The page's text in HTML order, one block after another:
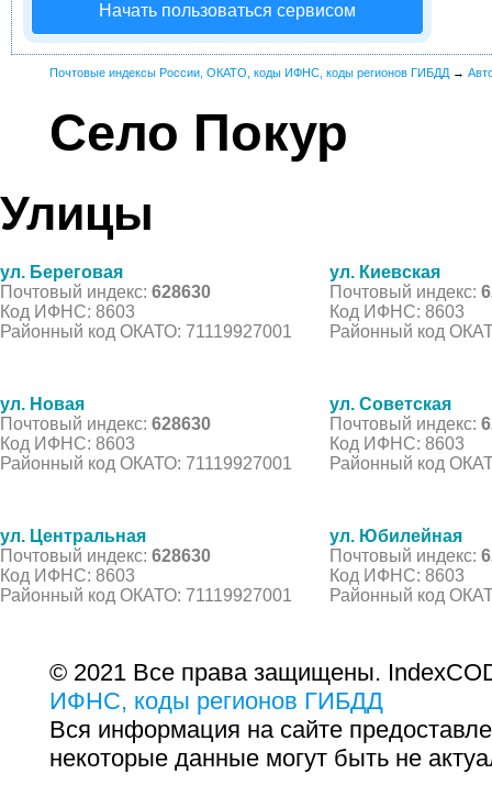
Начать пользоваться сервисом
Почтовые индексы России, ОКАТО, коды ИФНС, коды регионов ГИБДД →
Село Покур
Улицы
ул. Береговая
Почтовый индекс: 628630
Код ИФНС: 8603
Районный код ОКАТО: 71119927001
ул. Киевская
Почтовый индекс:
Код ИФНС: 8603
Районный код
ул. Новая
Почтовый индекс: 628630
Код ИФНС: 8603
Районный код ОКАТО: 71119927001
ул. Советская
Почтовый индекс:
Код ИФНС: 8603
Районный код
ул. Центральная
Почтовый индекс: 628630
Код ИФНС: 8603
Районный код ОКАТО: 71119927001
ул. Юбилейная
Почтовый индекс:
Код ИФНС: 8603
Районный код
© 2021 Все права защищены.
ИФНС, коды регионов ГИБДД
Вся информация на сайте
некоторые данные могут быть не